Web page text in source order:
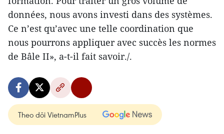
données, nous avons investi dans des systèmes.
Ce n’est qu’avec une telle coordination que
nous pourrons appliquer avec succès les normes
de Bâle II», a-t-il fait savoir./.
Theo dõi VietnamPlus